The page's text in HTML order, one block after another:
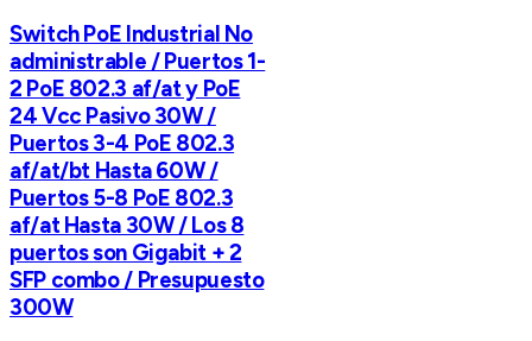
Switch PoE Industrial No
administrable / Puertos 1-
2 PoE 802.3 af/at y PoE
24 Vcc Pasivo 30W /
Puertos 3-4 PoE 802.3
af/at/bt Hasta 60W /
Puertos 5-8 PoE 802.3
af/at Hasta 30W / Los 8
puertos son Gigabit + 2
SFP combo / Presupuesto
300W